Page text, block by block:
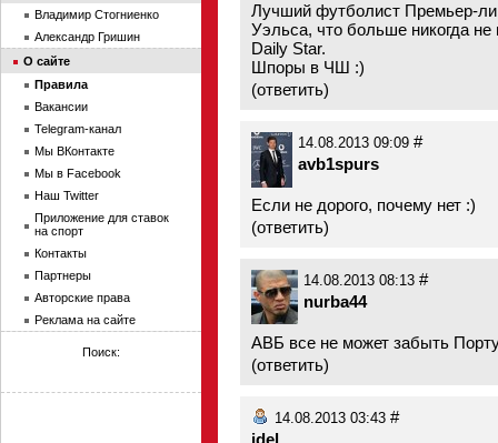
Лучший футболист Премьер-
Уэльса, что больше никогда
Daily Star.
Шпоры в ЧШ :)
(ответить)
14.08.2013 09:09 #
avb1spurs
Если не дорого, почему нет :)
(ответить)
14.08.2013 08:13 #
nurba44
АВБ все не может забыть
(ответить)
14.08.2013 03:43 #
idel
Владимир Стогниенко
Александр Гришин
О сайте
Правила
Вакансии
Telegram-канал
Мы ВКонтакте
Мы в Facebook
Наш Twitter
Приложение для ставок
на спорт
Контакты
Партнеры
Авторские права
Реклама на сайте
Поиск: